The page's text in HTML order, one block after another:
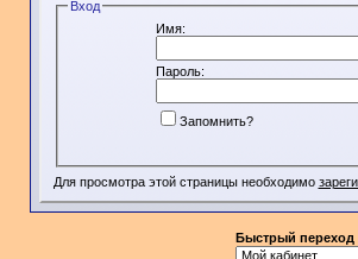
Вход
Имя:
Пароль:
Запомнить?
Для просмотра этой страницы необходимо
Быстрый переход